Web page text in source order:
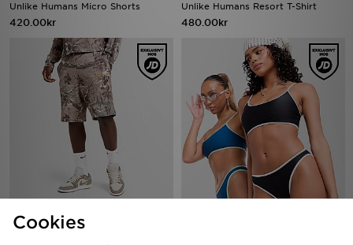
Unlike Humans Micro Shorts
420.00kr
Unlike Humans Resort T-Shirt
480.00kr
550.00kr
Cookies